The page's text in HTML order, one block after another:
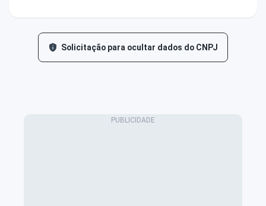
Solicitação para ocultar dados do CNPJ